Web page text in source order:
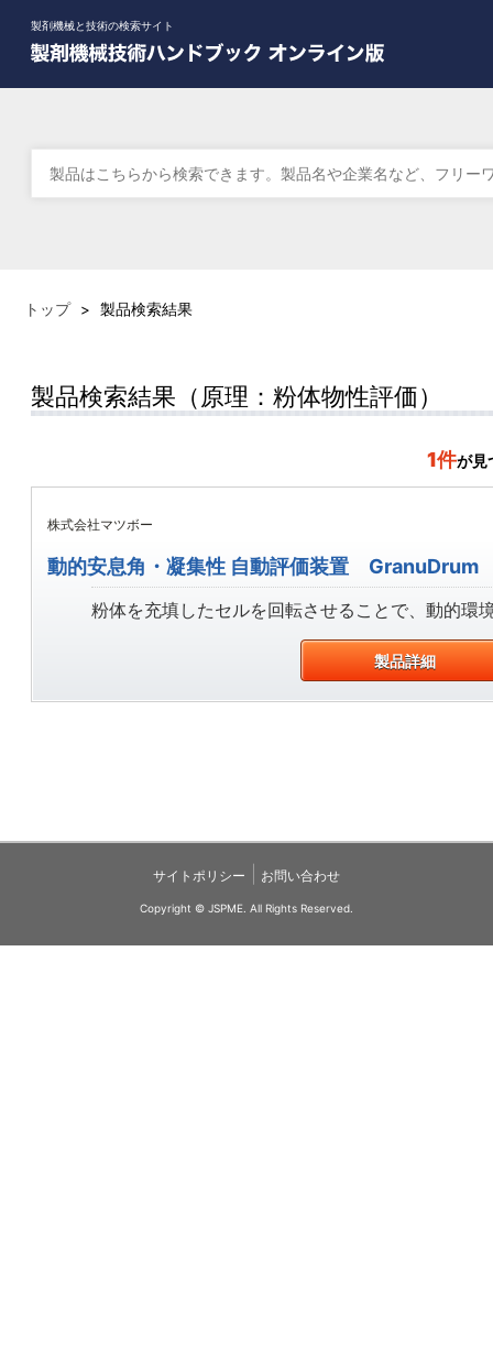
製剤機械と技術の検索サイト
トップ > 製品検索結果
製品検索結果（原理：粉体物性評価）
1件が見
株式会社マツボー
動的安息角・凝集性 自動評価装置 GranuDrum
粉体を充填したセルを回転させることで、動的環
製品詳細
サイトポリシー お問い合わせ
Copyright © JSPME. All Rights Reserved.